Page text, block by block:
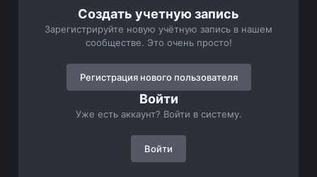
Создать учетную запись
Зарегистрируйте новую учётную запись в нашем
сообществе. Это очень просто!
Регистрация нового пользователя
Войти
Уже есть аккаунт? Войти в систему.
Войти